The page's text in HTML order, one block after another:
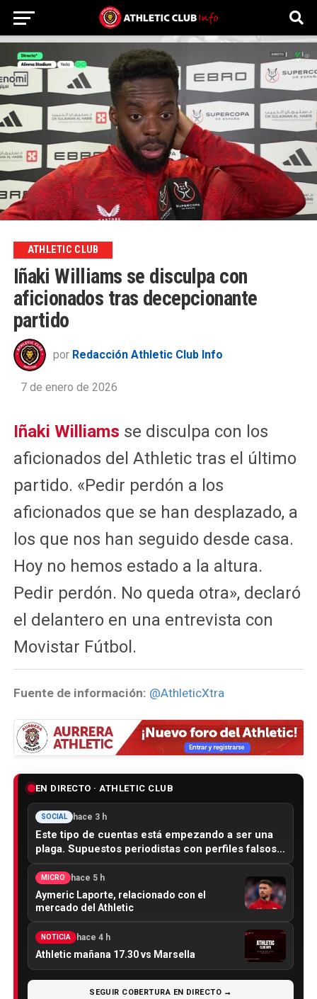
ATHLETIC CLUB
Iñaki Williams se disculpa con
aficionados tras decepcionante
partido
por Redacción Athletic Club Info
7 de enero de 2026
Iñaki Williams se disculpa con los
aficionados del Athletic tras el último
partido. «Pedir perdón a los
aficionados que se han desplazado, a
los que nos han seguido desde casa.
Hoy no hemos estado a la altura.
Pedir perdón. No queda otra», declaró
el delantero en una entrevista con
Movistar Fútbol.
Fuente de información: @AthleticXtra
EN DIRECTO · ATHLETIC CLUB
SOCIAL hace 3 h
Este tipo de cuentas está empezando a ser una
plaga. Supuestos periodistas con perfiles falsos…
MICRO hace 5 h
Aymeric Laporte, relacionado con el
mercado del Athletic
NOTICIA hace 4 h
Athletic mañana 17.30 vs Marsella
SEGUIR COBERTURA EN DIRECTO →